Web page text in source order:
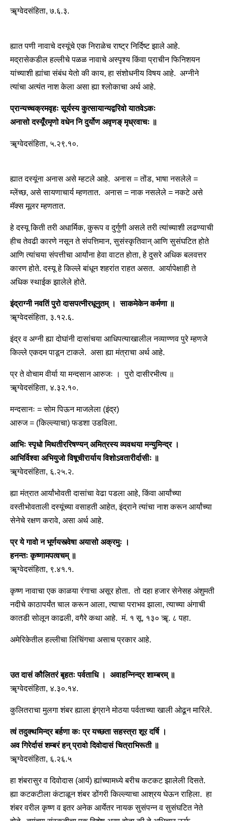
ॠग्वेदसंहिता, ७.६.३.
ह्यात पणी नावाचे दस्यूंचे एक निराळेच राष्ट्र निर्दिष्ट झाले आहे.
मद्रासेकडील हल्लीचे पळळ नावाचे अस्पृश्य किंवा प्राचीन फिनिशयन
यांच्याशी ह्यांचा संबंध येतो की काय, हा संशोधनीय विषय आहे. अग्नीने
त्यांचा अत्यंत नाश केला असा ह्या श्लोकाचा अर्थ आहे.
प्रान्यच्चक्रमवृहः सूर्यस्य कुत्सायान्यद्वरिवो यातवेऽकः
अनासो दस्यूँरमृणो वधेन नि दुर्योण अवृणङ् मृध्रवाचः ॥
ॠग्वेदसंहिता, ५.२९.१०.
ह्यात दस्यूंना अनास असे म्हटले आहे. अनास = तोंड, भाषा नसलेले =
म्लेंच्छ, असे सायणाचार्य म्हणतात. अनास = नाक नसलेले = नकटे असे
मॅक्स मूलर म्हणतात.
हे दस्यू किती तरी अधार्मिक, कुरूप व दुर्गुणी असले तरी त्यांच्याशी लढण्याची
हीच तेवढी कारणे नसून ते संपत्तिमान, सुसंस्कृतिवान् आणि सुसंघटित होते
आणि त्यांचया संपत्तीचा आर्यांना हेवा वाटत होता, हे दुसरे अधिक बलवत्तर
कारण होते. दस्यू हे किल्ले बांधून शहरांत राहत असत. आर्यापेक्षाही ते
अधिक स्थाईक झालेले होते.
इंद्राग्नी नवतिं पुरो दासपत्नीरधूनुतम् । साकमेकेन कर्मणा ॥
ॠग्वेदसंहिता, ३.१२.६.
इंद्र व अग्नी ह्या दोघांनी दासांचया आधिपत्याखालील नव्याण्णव पुरे म्हणजे
किल्ले एकदम पाडून टाकले. असा ह्या मंत्राचा अर्थ आहे.
प्र ते वोचाम वीर्या या मन्दसान आरुजः । पुरो दासीरभीत्य ॥
ॠग्वेदसंहिता, ४.३२.१०.
मन्दसानः = सोम पिऊन माजलेला (इंद्र)
आरुज = (किल्ल्याचा) फडशा उडविला.
आभिः स्पृधो मिथतीररिषण्यन् अमित्रस्य व्यवथया मन्युमिन्द्र ।
आभिर्विश्वा अभियुजो विषूचीरार्याय विशोऽवतारीर्दासीः ॥
ॠग्वेदसंहिता, ६.२५.२.
ह्या मंत्रात आर्यांभोवती दासांचा वेढा पडला आहे, किंवा आर्यांच्या
वस्तीभोवताली दस्यूंच्या वसाहती आहेत, इंद्राने त्यांचा नाश करून आर्यांच्या
सेनेचे रक्षण करावे, असा अर्थ आहे.
प्र ये गावो न भूर्णयस्त्वेषा अयासो अक्रमुः ।
हनन्तः कृष्णामपत्वचम् ॥
ॠग्वेदसंहिता, ९.४१.१.
कृष्ण नावाचा एक काळया रंगाचा असूर होता. तो दहा हजार सेनेसह अंशुमती
नदीचे काठापर्यंत चाल करून आला, त्याचा पराभव झाला, त्याच्या अंगाची
कातडी सोलून काढली, वगैरे कथा आहे. मं. १ सू. १३० ॠ. ८ पहा.
अमेरिकेतील हल्लीचा लिंचिंगचा असाच प्रकार आहे.
उत दासं कौलितरं बृहतः पर्वताधि । अवाहन्निन्द्र शाम्बरम् ॥
ॠग्वेदसंहिता, ४.३०.१४.
कुलितराचा मुलगा शंबर ह्याला इंग्राने मोठया पर्वताच्या खाली ओढून मारिले.
त्वं तदुक्थमिन्द्र बर्हणा कः प्र यच्छता सहस्त्रा शूर दर्षि ।
अव गिरेर्दासं शम्बरं हन् प्रावो दिवोदासं चित्राभिरूती ॥
ॠग्वेदसंहिता, ६.२६.५
हा शंबरासुर व दिवोदास (आर्य) ह्यांच्यामध्ये बरीच कटकट झालेली दिसते.
ह्या कटकटीला कंटाळून शंबर डोंगरी किल्ल्याचा आश्रय घेऊन राहिला. हा
शंबर वरील कृष्ण व इतर अनेक आर्येतर नायक सुसंपन्न व सुसंघटित नेते